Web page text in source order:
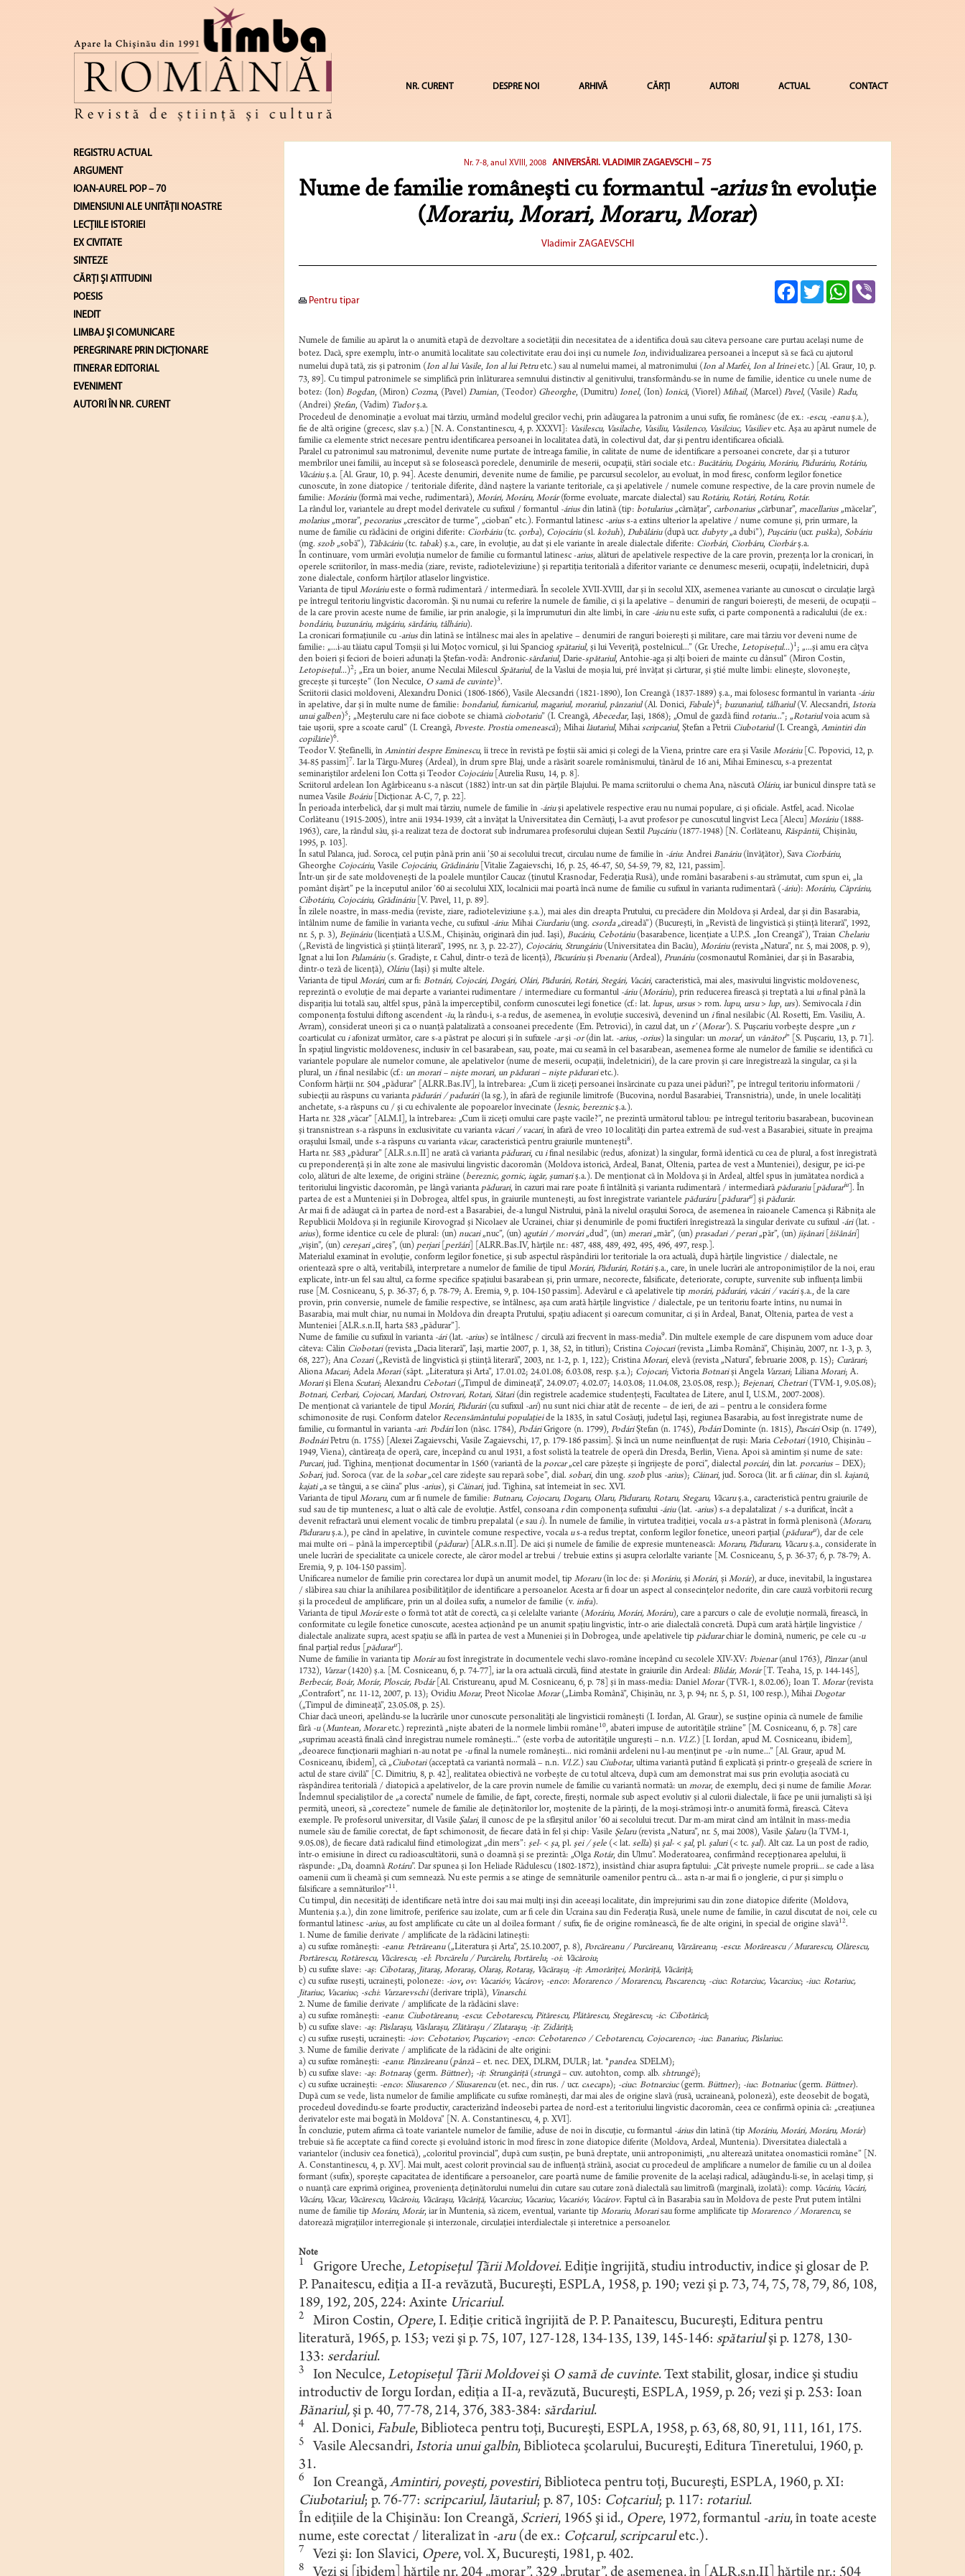
NR. CURENT DESPRE NOI ARHIVĂ CĂRȚI AUTORI ACTUAL CONTACT
REGISTRU ACTUAL
ARGUMENT
IOAN-AUREL POP – 70
DIMENSIUNI ALE UNITĂŢII NOASTRE
LECŢIILE ISTORIEI
EX CIVITATE
SINTEZE
CĂRŢI ŞI ATITUDINI
POESIS
INEDIT
LIMBAJ ŞI COMUNICARE
PEREGRINARE PRIN DICȚIONARE
ITINERAR EDITORIAL
EVENIMENT
AUTORI ÎN NR. CURENT
Nr. 7-8, anul XVIII, 2008 ANIVERSĂRI. VLADIMIR ZAGAEVSCHI – 75
Nume de familie româneşti cu formantul -ariusîn evoluţie
(Morariu, Morari, Moraru, Morar)
Vladimir ZAGAEVSCHI
Pentru tipar
FacebookTwitterWhatsApp
Numele de familie au apărut la o anumită etapă de dezvoltare a societăţii din necesitatea de a identifica două sau câteva persoane care purtau acelaşi nume de
botez. Dacă, spre exemplu, într-o anumită localitate sau colectivitate erau doi inşi cu numele Ion, individualizarea persoanei a început să se facă cu ajutorul
numelui după tată, zis şi patronim (Ion al lui Vasile, Ion al lui Petruetc.) sau al numelui mamei, al matronimului (Ion al Marfei, Ion al Irineietc.) [Al. Graur, 10, p.
73, 89]. Cu timpul patronimele se simplifică prin înlăturarea semnului distinctiv al genitivului, transformându-se în nume de familie, identice cu unele nume de
botez: (Ion) Bogdan, (Miron) Cozma, (Pavel) Damian, (Teodor) Gheorghe, (Dumitru) Ionel, (Ion) Ionică, (Viorel) Mihail, (Marcel) Pavel, (Vasile) Radu,
(Andrei) Ştefan, (Vadim) Tudorş.a.
Procedeul de denominaţie a evoluat mai târziu, urmând modelul grecilor vechi, prin adăugarea la patronim a unui sufix, fie românesc (de ex.: -escu, -eanuş.a.),
fie de altă origine (grecesc, slav ş.a.) [N. A. Constantinescu, 4, p. XXXVI]: Vasilescu, Vasilache, Vasiliu, Vasilenco, Vasilciuc, Vasilievetc. Aşa au apărut numele de
familie ca elemente strict necesare pentru identificarea persoanei în localitatea dată, în colectivul dat, dar şi pentru identificarea oficială.
Paralel cu patronimul sau matronimul, devenite nume purtate de întreaga familie, în calitate de nume de identificare a persoanei concrete, dar şi a tuturor
membrilor unei familii, au început să se folosească poreclele, denumirile de meserii, ocupaţii, stări sociale etc.: Bucătáriu, Dogáriu, Moráriu, Păduráriu, Rotáriu,
Văcáriuş.a. [Al. Graur, 10, p. 94]. Aceste denumiri, devenite nume de familie, pe parcursul secolelor, au evoluat, în mod firesc, conform legilor fonetice
cunoscute, în zone diatopice / teritoriale diferite, dând naştere la variante teritoriale, ca şi apelativele / numele comune respective, de la care provin numele de
familie: Moráriu(formă mai veche, rudimentară), Morári, Moráru, Morár(forme evoluate, marcate dialectal) sau Rotáriu, Rotári, Rotáru, Rotár.
La rândul lor, variantele au drept model derivatele cu sufixul / formantul -áriusdin latină (tip: botularius„cârnăţar”, carbonarius„cărbunar”, macellarius„măcelar”,
molarius„morar”, pecorarius„crescător de turme”, „cioban” etc.). Formantul latinesc -ariuss-a extins ulterior la apelative / nume comune şi, prin urmare, la
nume de familie cu rădăcini de origini diferite: Ciorbáriu(tc. çorba), Cojocáriu(sl. kožuh), Dubăláriu(după ucr. dubyty„a dubi”), Puşcáriu(ucr. puška), Sobáriu
(mg. szob„sobă”), Tăbăcáriu(tc. tabak) ş.a., care, în evoluţie, au dat şi ele variante în areale dialectale diferite: Ciorbári, Ciorbáru, Ciorbárş.a.
În continuare, vom urmări evoluţia numelor de familie cu formantul latinesc -arius, alături de apelativele respective de la care provin, prezenţa lor la cronicari, în
operele scriitorilor, în mass-media (ziare, reviste, radioteleviziune) şi repartiţia teritorială a diferitor variante ce denumesc meserii, ocupaţii, îndeletniciri, după
zone dialectale, conform hărţilor atlaselor lingvistice.
Varianta de tipul Moráriueste o formă rudimentară / intermediară. În secolele XVII-XVIII, dar şi în secolul XIX, asemenea variante au cunoscut o circulaţie largă
pe întregul teritoriu lingvistic dacoromân. Şi nu numai cu referire la numele de familie, ci şi la apelative – denumiri de ranguri boiereşti, de meserii, de ocupaţii –
de la care provin aceste nume de familie, iar prin analogie, şi la împrumuturi din alte limbi, în care -áriunu este sufix, ci parte componentă a radicalului (de ex.:
bondáriu, buzunáriu, măgáriu, sărdáriu, tâlháriu).
La cronicari formaţiunile cu -ariusdin latină se întâlnesc mai ales în apelative – denumiri de ranguri boiereşti şi militare, care mai târziu vor deveni nume de
familie: „...i-au tăiatu capul Tomşii şi lui Moţoc vornicul, şi lui Spanciog spătariul, şi lui Veveriţă, postelnicul...” (Gr. Ureche, Letopiseţul...)1 ; „...şi amu era câţva
den boieri şi feciori de boieri adunaţi la Ştefan-vodă: Andronic-sărdariul, Darie-spătariul, Antohie-aga şi alţi boieri de mainte cu dânsul” (Miron Costin,
Letopiseţul...)2; „Era un boier, anume Neculai Milescul Spătariul, de la Vaslui de moşia lui, pré învăţat şi cărturar, şi ştié multe limbi: elineşte, slovoneşte,
greceşte şi turceşte” (Ion Neculce, O samă de cuvinte)3.
Scriitorii clasici moldoveni, Alexandru Donici (1806-1866), Vasile Alecsandri (1821-1890), Ion Creangă (1837-1889) ş.a., mai folosesc formantul în varianta -áriu
în apelative, dar şi în multe nume de familie: bondariul, furnicariul, magariul, morariul, pânzariul(Al. Donici, Fabule)4; buzunariul, tâlhariul(V. Alecsandri, Istoria
unui galben)5; „Meşterulu care ni face ciobote se chiamă ciobotariu” (I. Creangă, Abecedar, Iaşi, 1868); „Omul de gazdă fiind rotariu...”; „Rotariulvoia acum să
taie uşorii, spre a scoate carul” (I. Creangă, Poveste. Prostia omenească); Mihai lăutariul, Mihai scripcariul, Ştefan a Petrii Ciubotariul(I. Creangă, Amintiri din
copilărie)6.
Teodor V. Ştefănelli, în Amintiri despre Eminescu, îi trece în revistă pe foştii săi amici şi colegi de la Viena, printre care era şi Vasile Moráriu [C. Popovici, 12, p.
34-85 passim] 7. Iar la Târgu-Mureş (Ardeal), în drum spre Blaj, unde a răsărit soarele românismului, tânărul de 16 ani, Mihai Eminescu, s-a prezentat
seminariştilor ardeleni Ion Cotta şi Teodor Cojocáriu[Aurelia Rusu, 14, p. 8].
Scriitorul ardelean Ion Agârbiceanu s-a născut (1882) într-un sat din părţile Blajului. Pe mama scriitorului o chema Ana, născută Oláriu, iar bunicul dinspre tată se
numea Vasile Boáriu[Dicţionar. A-C, 7, p. 22].
În perioada interbelică, dar şi mult mai târziu, numele de familie în -áriuşi apelativele respective erau nu numai populare, ci şi oficiale. Astfel, acad. Nicolae
Corlăteanu (1915-2005), între anii 1934-1939, cât a învăţat la Universitatea din Cernăuţi, l-a avut profesor pe cunoscutul lingvist Leca [Alecu] Moráriu(1888-
1963), care, la rândul său, şi-a realizat teza de doctorat sub îndrumarea profesorului clujean Sextil Puşcáriu(1877-1948) [N. Corlăteanu, Răspântii, Chişinău,
1995, p. 103].
În satul Palanca, jud. Soroca, cel puţin până prin anii ’50 ai secolului trecut, circulau nume de familie în -áriu: Andrei Banáriu(învăţător), Sava Ciorbáriu,
Gheorghe Cojocáriu, Vasile Cojocáriu, Grădináriu[Vitalie Zagaievschi, 16, p. 25, 46-47, 50, 54-59, 79, 82, 121, passim].
Într-un şir de sate moldoveneşti de la poalele munţilor Caucaz (ţinutul Krasnodar, Federaţia Rusă), unde români basarabeni s-au strămutat, cum spun ei, „la
pomânt dişărt” pe la începutul anilor ’60 ai secolului XIX, localnicii mai poartă încă nume de familie cu sufixul în varianta rudimentară ( -áriu): Moráriu, Căpráriu,
Cibotáriu, Cojocáriu, Grădináriu[V. Pavel, 11, p. 89].
În zilele noastre, în mass-media (reviste, ziare, radioteleviziune ş.a.), mai ales din dreapta Prutului, cu precădere din Moldova şi Ardeal, dar şi din Basarabia,
întâlnim nume de familie în varianta veche, cu sufixul -áriu: Mihai Ciurdariu(ung. csorda„cireadă”) (Bucureşti, în „Revistă de lingvistică şi ştiinţă literară”, 1992,
nr. 5, p. 3), Bejináriu(licenţiată a U.S.M., Chişinău, originară din jud. Iaşi), Bucáriu, Cebotáriu(basarabence, licenţiate a U.P.S. „Ion Creangă”), Traian Chelariu
(„Revistă de lingvistică şi ştiinţă literară”, 1995, nr. 3, p. 22-27), Cojocáriu, Strungáriu(Universitatea din Bacău), Moráriu(revista „Natura”, nr. 5, mai 2008, p. 9),
Ignat a lui Ion Palamáriu(s. Gradişte, r. Cahul, dintr-o teză de licenţă), Păcuráriuşi Poenariu(Ardeal), Prunáriu(cosmonautul României, dar şi în Basarabia,
dintr-o teză de licenţă), Oláriu(Iaşi) şi multe altele.
Varianta de tipul Morári, cum ar fi: Botnári, Cojocári, Dogári, Olári, Pădurári, Rotári, Stegári, Vacári, caracteristică, mai ales, masivului lingvistic moldovenesc,
reprezintă o evoluţie de mai departe a variantei rudimentare / intermediare cu formantul -áriu(Moráriu), prin reducerea firească şi treptată a lui ufinal până la
dispariţia lui totală sau, altfel spus, până la imperceptibil, conform cunoscutei legi fonetice (cf.: lat. lupus, ursus> rom. lupu, ursu> lup, urs). Semivocala ĭdin
componenţa fostului diftong ascendent -ĭu, la rându-i, s-a redus, de asemenea, în evoluţie succesivă, devenind un ifinal nesilabic (Al. Rosetti, Em. Vasiliu, A.
Avram), considerat uneori şi ca o nuanţă palatalizată a consoanei precedente (Em. Petrovici), în cazul dat, un r’(Morar’). S. Puşcariu vorbeşte despre „un r
coarticulat cu iafonizat următor, care s-a păstrat pe alocuri şi în sufixele -arşi -or(din lat. -arius, -orius) la singular: un morari, un vânători” [S. Puşcariu, 13, p. 71].
În spaţiul lingvistic moldovenesc, inclusiv în cel basarabean, sau, poate, mai cu seamă în cel basarabean, asemenea forme ale numelor de familie se identifică cu
variantele populare ale numelor comune, ale apelativelor (nume de meserii, ocupaţii, îndeletniciri), de la care provin şi care înregistrează la singular, ca şi la
plural, un ifinal nesilabic (cf.: un morari – nişte morari, un pădurari – nişte pădurarietc.).
Conform hărţii nr. 504 „pădurar” [ALRR.Bas.IV], la întrebarea: „Cum îi ziceţi persoanei însărcinate cu paza unei păduri?”, pe întregul teritoriu informatorii /
subiecţii au răspuns cu varianta pădurári / padurári(la sg.), în afară de regiunile limitrofe (Bucovina, nordul Basarabiei, Transnistria), unde, în unele localităţi
anchetate, s-a răspuns cu / şi cu echivalente ale popoarelor învecinate (lesnic, bereznicş.a.).
Harta nr. 328 „văcar” [ALM.I], la întrebarea: „Cum îi ziceţi omului care paşte vacile?”, ne prezintă următorul tablou: pe întregul teritoriu basarabean, bucovinean
şi transnistrean s-a răspuns în exclusivitate cu varianta văcari / vacari, în afară de vreo 10 localităţi din partea extremă de sud-vest a Basarabiei, situate în preajma
oraşului Ismail, unde s-a răspuns cu varianta văcar, caracteristică pentru graiurile munteneşti8.
Harta nr. 583 „pădurar” [ALR.s.n.II] ne arată că varianta pădurari, cu ifinal nesilabic (redus, afonizat) la singular, formă identică cu cea de plural, a fost înregistrată
cu preponderenţă şi în alte zone ale masivului lingvistic dacoromân (Moldova istorică, Ardeal, Banat, Oltenia, partea de vest a Munteniei), desigur, pe ici-pe
colo, alături de alte lexeme, de origini străine ( bereznic, gornic, iagăr, şumariş.a.). De menţionat că în Moldova şi în Ardeal, altfel spus în jumătatea nordică a
teritoriului lingvistic dacoromân, pe lângă varianta pădurari, în cazuri mai rare poate fi întâlnită şi varianta rudimentară / intermediară pădurariu[ pădurariu]. În
partea de est a Munteniei şi în Dobrogea, altfel spus, în graiurile munteneşti, au fost înregistrate variantele păduráru[ păduraru] şi pădurár.
Ar mai fi de adăugat că în partea de nord-est a Basarabiei, de-a lungul Nistrului, până la nivelul oraşului Soroca, de asemenea în raioanele Camenca şi Râbniţa ale
Republicii Moldova şi în regiunile Kirovograd şi Nicolaev ale Ucrainei, chiar şi denumirile de pomi fructiferi înregistrează la singular derivate cu sufixul -ári(lat. -
arius), forme identice cu cele de plural: (un) nucari„nuc”, (un) agutári / morvári„dud”, (un) merari„măr”, (un) prasadari / perari„păr”, (un) jişânari[ žišânári]
„vişin”, (un) cereşari„cireş”, (un) perjari[ peržári] [ALRR.Bas.IV, hărţile nr.: 487, 488, 489, 492, 495, 496, 497, resp.].
Materialul examinat în evoluţie, conform legilor fonetice, şi sub aspectul răspândirii lor teritoriale la ora actuală, după hărţile lingvistice / dialectale, ne
orientează spre o altă, veritabilă, interpretare a numelor de familie de tipul Morári, Pădurári, Rotáriş.a., care, în unele lucrări ale antroponimiştilor de la noi, erau
explicate, într-un fel sau altul, ca forme specifice spaţiului basarabean şi, prin urmare, necorecte, falsificate, deteriorate, corupte, survenite sub influenţa limbii
ruse [M. Cosniceanu, 5, p. 36-37; 6, p. 78-79; A. Eremia, 9, p. 104-150 passim]. Adevărul e că apelativele tip morári, pădurári, văcári / vacáriş.a., de la care
provin, prin conversie, numele de familie respective, se întâlnesc, aşa cum arată hărţile lingvistice / dialectale, pe un teritoriu foarte întins, nu numai în
Basarabia, mai mult chiar, nu numai în Moldova din dreapta Prutului, spaţiu adiacent şi oarecum comunitar, ci şi în Ardeal, Banat, Oltenia, partea de vest a
Munteniei [ALR.s.n.II, harta 583 „pădurar”].
Nume de familie cu sufixul în varianta -ári(lat. -arius) se întâlnesc / circulă azi frecvent în mass-media9. Din multele exemple de care dispunem vom aduce doar
câteva: Călin Ciobotari(revista „Dacia literară”, Iaşi, martie 2007, p. 1, 38, 52, în titluri); Cristina Cojocari(revista „Limba Română”, Chişinău, 2007, nr. 1-3, p. 3,
68, 227); Ana Cozari(„Revistă de lingvistică şi ştiinţă literară”, 2003, nr. 1-2, p. 1, 122); Cristina Morari, elevă (revista „Natura”, februarie 2008, p. 15); Curărari;
Aliona Macari; Adela Morari(săpt. „Literatura şi Arta”, 17.01.02; 24.01.08; 6.03.08, resp. ş.a.); Cojocari; Victoria Botnarişi Angela Varzari; Liliana Morari; A.
Morarişi Elena Scutari; Alexandru Cebotari(„Timpul de dimineaţă”, 24.09.07; 4.02.07; 14.03.08; 11.04.08, 23.05.08, resp.); Bejenari, Chetrari(TVM-1, 9.05.08);
Botnari, Cerbari, Cojocari, Mardari, Ostrovari, Rotari, Sâtari(din registrele academice studenţeşti, Facultatea de Litere, anul I, U.S.M., 2007-2008).
De menţionat că variantele de tipul Morári, Pădurári(cu sufixul -ari) nu sunt nici chiar atât de recente – de ieri, de azi – pentru a le considera forme
schimonosite de ruşi. Conform datelorRecensământului populaţieide la 1835, în satul Cosăuţi, judeţul Iaşi, regiunea Basarabia, au fost înregistrate nume de
familie, cu formantul în varianta -ari: PodáriIon (născ. 1784), PodáriGrigore (n. 1799), PodáriŞtefan (n. 1745), PodáriDominte (n. 1815), PascáriOsip (n. 1749),
BodnáriPetru (n. 1755) [Alexei Zagaievschi, Vasile Zagaievschi, 17, p. 179-186 passim]. Şi încă un nume neinfluenţat de ruşi: Maria Cebotari(1910, Chişinău –
1949, Viena), cântăreaţa de operă, care, începând cu anul 1931, a fost solistă la teatrele de operă din Dresda, Berlin, Viena. Apoi să amintim şi nume de sate:
Purcari, jud. Tighina, menţionat documentar în 1560 (variantă de la porcar„cel care păzeşte şi îngrijeşte de porci”, dialectal porcári, din lat. porcarius– DEX);
Sobari, jud. Soroca (var. de la sobar„cel care zideşte sau repară sobe”, dial. sobari, din ung. szobplus -arius); Căinari, jud. Soroca (lit. ar fi căinar, din sl. kajanŭ,
kajati„a se tângui, a se căina” plus -arius), şi Căinari, jud. Tighina, sat întemeiat în sec. XVI.
Varianta de tipul Moraru, cum ar fi numele de familie: Butnaru, Cojocaru, Dogaru, Olaru, Păduraru, Rotaru, Stegaru, Văcaruş.a., caracteristică pentru graiurile de
sud sau de tip muntenesc, a luat o altă cale de evoluţie. Astfel, consoana rdin componenţa sufixului -áriu(lat. -arius) s-a depalatalizat / s-a durificat, încât a
devenit refractară unui element vocalic de timbru prepalatal ( esau i). În numele de familie, în virtutea tradiţiei, vocala us-a păstrat în formă plenisonă (Moraru,
Păduraruş.a.), pe când în apelative, în cuvintele comune respective, vocala us-a redus treptat, conform legilor fonetice, uneori parţial ( păduraru), dar de cele
mai multe ori – până la imperceptibil ( pădurar) [ALR.s.n.II]. De aici şi numele de familie de expresie muntenească: Moraru, Păduraru, Văcaruş.a., considerate în
unele lucrări de specialitate ca unicele corecte, ale căror model ar trebui / trebuie extins şi asupra celorlalte variante [M. Cosniceanu, 5, p. 36-37; 6, p. 78-79; A.
Eremia, 9, p. 104-150 passim].
Unificarea numelor de familie prin corectarea lor după un anumit model, tip Moraru(în loc de: şi Moráriu, şi Morári, şi Morár), ar duce, inevitabil, la îngustarea
/ slăbirea sau chiar la anihilarea posibilităţilor de identificare a persoanelor. Acesta ar fi doar un aspect al consecinţelor nedorite, din care cauză vorbitorii recurg
şi la procedeul de amplificare, prin un al doilea sufix, a numelor de familie (v. infra).
Varianta de tipul Moráreste o formă tot atât de corectă, ca şi celelalte variante (Moráriu, Morári, Moráru), care a parcurs o cale de evoluţie normală, firească, în
conformitate cu legile fonetice cunoscute, acestea acţionând pe un anumit spaţiu lingvistic, într-o arie dialectală concretă. După cum arată hărţile lingvistice /
dialectale analizate supra, acest spaţiu se află în partea de vest a Muneniei şi în Dobrogea, unde apelativele tip pădurarchiar le domină, numeric, pe cele cu -u
final parţial redus [
păduraru].
Nume de familie în varianta tip Morárau fost înregistrate în documentele vechi slavo-române începând cu secolele XIV-XV: Poienar(anul 1763), Pânzar(anul
1732), Varzar(1420) ş.a. [M. Cosniceanu, 6, p. 74-77], iar la ora actuală circulă, fiind atestate în graiurile din Ardeal: Blidár, Morár[T. Teaha, 15, p. 144-145],
Berbecár, Boár, Morár, Ploscár, Podár[Al. Cristureanu, apud M. Cosniceanu, 6, p. 78] şi în mass-media: Daniel Morar(TVR-1, 8.02.06); Ioan T. Morar(revista
„Contrafort”, nr. 11-12, 2007, p. 13); Ovidiu Morar, Preot Nicolae Morar(„Limba Română”, Chişinău, nr. 3, p. 94; nr. 5, p. 51, 100 resp.), Mihai Dogotar
(„Timpul de dimineaţă”, 23.05.08, p. 25).
Chiar dacă uneori, apelându-se la lucrările unor cunoscute personalităţi ale lingvisticii româneşti (I. Iordan, Al. Graur), se susţine opinia că numele de familie
fără -u(Muntean, Moraretc.) reprezintă „nişte abateri de la normele limbii române 10, abateri impuse de autorităţile străine” [M. Cosniceanu, 6, p. 78] care
„suprimau această finală când înregistrau numele româneşti...” (este vorba de autorităţile ungureşti – n.n. Vl.Z.) [I. Iordan, apud M. Cosniceanu, ibidem],
„deoarece funcţionarii maghiari n-au notat pe -ufinal la numele româneşti... nici românii ardeleni nu l-au menţinut pe -uîn nume...” [Al. Graur, apud M.
Cosniceanu, ibidem], că „Ciubotari(acceptată ca variantă normală – n.n. Vl.Z.) sau Ciubotar, ultima variantă putând fi explicată şi printr-o greşeală de scriere în
actul de stare civilă” [C. Dimitriu, 8, p. 42], realitatea obiectivă ne vorbeşte de cu totul altceva, după cum am demonstrat mai sus prin evoluţia asociată cu
răspândirea teritorială / diatopică a apelativelor, de la care provin numele de familie cu variantă normată: un morar, de exemplu, deci şi nume de familie Morar.
Îndemnul specialiştilor de „a corecta” numele de familie, de fapt, corecte, fireşti, normale sub aspect evolutiv şi al culorii dialectale, îi face pe unii jurnalişti să îşi
permită, uneori, să „corecteze” numele de familie ale deţinătorilor lor, moştenite de la părinţi, de la moşi-strămoşi într-o anumită formă, firească. Câteva
exemple. Pe profesorul universitar, dl Vasile Şalari, îl cunosc de pe la sfârşitul anilor ’60 ai secolului trecut. Dar m-am mirat când am întâlnit în mass-media
numele său de familie corectat, de fapt schimonosit, de fiecare dată în fel şi chip: Vasile Şelaru(revista „Natura”, nr. 5, mai 2008), Vasile Şalaru(la TVM-1,
9.05.08), de fiecare dată radicalul fiind etimologizat „din mers”: şel-< şa, pl. şei / şele(< lat. sella) şi şal-< şal, pl. şaluri(< tc. şal). Alt caz. La un post de radio,
într-o emisiune în direct cu radioascultătorii, sună o doamnă şi se prezintă: „Olga Rotár, din Ulmu”. Moderatoarea, confirmând recepţionarea apelului, îi
răspunde: „Da, doamnă Rotáru”. Dar spunea şi Ion Heliade Rădulescu (1802-1872), insistând chiar asupra faptului: „Cât priveşte numele proprii... se cade a lăsa
oamenii cum îi cheamă şi cum semnează. Nu este permis a se atinge de semnăturile oamenilor pentru că... asta n-ar mai fi o jonglerie, ci pur şi simplu o
falsificare a semnăturilor”11.
Cu timpul, din necesităţi de identificare netă între doi sau mai mulţi inşi din aceeaşi localitate, din împrejurimi sau din zone diatopice diferite (Moldova,
Muntenia ş.a.), din zone limitrofe, periferice sau izolate, cum ar fi cele din Ucraina sau din Federaţia Rusă, unele nume de familie, în cazul discutat de noi, cele cu
formantul latinesc -arius, au fost amplificate cu câte un al doilea formant / sufix, fie de origine românească, fie de alte origini, în special de origine slavă12.
1. Nume de familie derivate / amplificate de la rădăcini latineşti:
a) cu sufixe româneşti: -eanu: Petrăreanu(„Literatura şi Arta”, 25.10.2007, p. 8), Porcăreanu / Purcăreanu, Vărzăreanu; -escu: Morăreascu / Murarescu, Olărescu,
Portărescu, Rotărescu, Văcărescu; -el: Porcărelu / Purcărelu, Portărelu; -oi: Văcăroiu;
b) cu sufixe slave: -aş: Cibotaraş, Jitaraş, Moraraş, Olaraş, Rotaraş, Văcăraşu; -iţ: Amorăriţei, Morăriţă, Văcăriţă;
c) cu sufixe ruseşti, ucraineşti, poloneze: -iov, ov: Vacarióv, Vacárov; -enco: Morarenco / Morarencu, Pascarencu; -ciuc: Rotarciuc, Vacarciuc; -iuc: Rotariuc,
Jitariuc, Vacariuc; -schi: Varzarevschi(derivare triplă), Vinarschi.
2. Nume de familie derivate / amplificate de la rădăcini slave:
a) cu sufixe româneşti: -eanu: Ciubotăreanu; -escu: Cebotarescu, Pitărescu, Plătărescu, Stegărescu; -ic: Cibotărică;
b) cu sufixe slave: -aş: Pâslaraşu, Vâslaraşu, Zlătăraşu / Zlataraşu; -iţ: Zidăriţă;
c) cu sufixe ruseşti, ucraineşti: -iov: Cebotariov, Puşcariov; -enco: Cebotarenco / Cebotarencu, Cojocarenco; -iuc: Banariuc, Pâslariuc.
3. Nume de familie derivate / amplificate de la rădăcini de alte origini:
a) cu sufixe româneşti: -eanu: Pânzăreanu( pânză– et. nec. DEX, DLRM, DULR; lat. *pandea. SDELM);
b) cu sufixe slave: -aş: Botnaraş(germ. Büttner); -iţ: Strungăriţă(strungă– cuv. autohton, comp. alb. shtrungë);
c) cu sufixe ucraineşti: -enco: Sliusarenco / Sliusarencu(et. nec., din rus. / ucr. слесарь); -ciuc: Botnarciuc(germ. Büttner); -iuc: Botnariuc(germ. Büttner).
După cum se vede, lista numelor de familie amplificate cu sufixe româneşti, dar mai ales de origine slavă (rusă, ucraineană, poloneză), este deosebit de bogată,
procedeul dovedindu-se foarte productiv, caracterizând îndeosebi partea de nord-est a teritoriului lingvistic dacoromân, ceea ce confirmă opinia că: „creaţiunea
derivatelor este mai bogată în Moldova” [N. A. Constantinescu, 4, p. XVI].
În concluzie, putem afirma că toate variantele numelor de familie, aduse de noi în discuţie, cu formantul -áriusdin latină (tip Moráriu, Morári, Moráru, Morár)
trebuie să fie acceptate ca fiind corecte şi evoluând istoric în mod firesc în zone diatopice diferite (Moldova, Ardeal, Muntenia). Diversitatea dialectală a
variantelor (inclusiv cea fonetică), „coloritul provincial”, după cum susţin, pe bună dreptate, unii antroponimişti, „nu alterează unitatea onomasticii române” [N.
A. Constantinescu, 4, p. XV]. Mai mult, acest colorit provincial sau de influenţă străină, asociat cu procedeul de amplificare a numelor de familie cu un al doilea
formant (sufix), sporeşte capacitatea de identificare a persoanelor, care poartă nume de familie provenite de la acelaşi radical, adăugându-li-se, în acelaşi timp, şi
o nuanţă care exprimă originea, provenienţa deţinătorului numelui din cutare sau cutare zonă dialectală sau limitrofă (marginală, izolată): comp. Vacáriu, Vacári,
Văcáru, Văcar, Văcărescu, Văcăroiu, Văcăraşu, Văcăriţă, Vacarciuc, Vacariuc, Vacarióv, Vacárov. Faptul că în Basarabia sau în Moldova de peste Prut putem întâlni
nume de familie tip Moráru, Morár, iar în Muntenia, să zicem, eventual, variante tip Morariu, Morarisau forme amplificate tip Morarenco / Morarencu, se
datorează migraţiilor interregionale şi interzonale, circulaţiei interdialectale şi interetnice a persoanelor.
Note
1 Grigore Ureche,Letopiseţul Ţării Moldovei. Ediţie îngrijită, studiu introductiv, indice şi glosar de P.
P. Panaitescu, ediţia a II-a revăzută, Bucureşti, ESPLA, 1958, p. 190; vezi şi p. 73, 74, 75, 78, 79, 86, 108,
189, 192, 205, 224: Axinte Uricariul.
2 Miron Costin, Opere, I. Ediţie critică îngrijită de P. P. Panaitescu, Bucureşti, Editura pentru
literatură, 1965, p. 153; vezi şi p. 75, 107, 127-128, 134-135, 139, 145-146: spătariulşi p. 1278, 130-
133: serdariul.
3 Ion Neculce,Letopiseţul Ţării Moldoveişi O samă de cuvinte. Text stabilit, glosar, indice şi studiu
introductiv de Iorgu Iordan, ediţia a II-a, revăzută, Bucureşti, ESPLA, 1959, p. 26; vezi şi p. 253: Ioan
Bănariul,şi p. 40, 77-78, 214, 376, 383-384: sărdariul.
4Al. Donici,Fabule, Biblioteca pentru toţi, Bucureşti, ESPLA, 1958, p. 63, 68, 80, 91, 111, 161, 175.
5 Vasile Alecsandri,Istoria unui galbîn, Biblioteca şcolarului, Bucureşti, Editura Tineretului, 1960, p.
31.
6 Ion Creangă,Amintiri, poveşti, povestiri, Biblioteca pentru toţi, Bucureşti, ESPLA, 1960, p. XI:
Ciubotariul; p. 76-77: scripcariul, lăutariul; p. 87, 105: Coţcariul; p. 117: rotariul.
În ediţiile de la Chişinău: Ion Creangă, Scrieri, 1965 şi id., Opere, 1972, formantul -ariu, în toate aceste
nume, este corectat / literalizat în -aru(de ex.: Coţcarul, scripcaruletc.).
7 Vezi şi: Ion Slavici, Opere, vol. X, Bucureşti, 1981, p. 402.
8